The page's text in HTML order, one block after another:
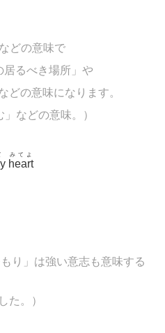
どの意味で
居るべき場所」や
どの意味になります。
などの意味。）
heart
みてよ
り」は強い意志も意味する
た。）